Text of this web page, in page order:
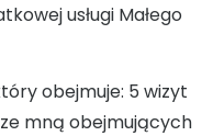
usługi Małego
obejmuje: 5 wizyt
mną obejmujących